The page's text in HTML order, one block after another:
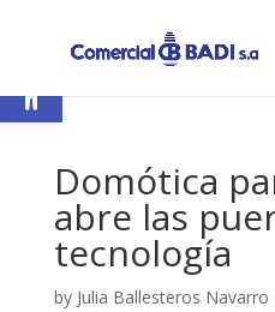
Open toolbar
Domótica
abre las
tecnología
by Julia Ballesteros Navarro